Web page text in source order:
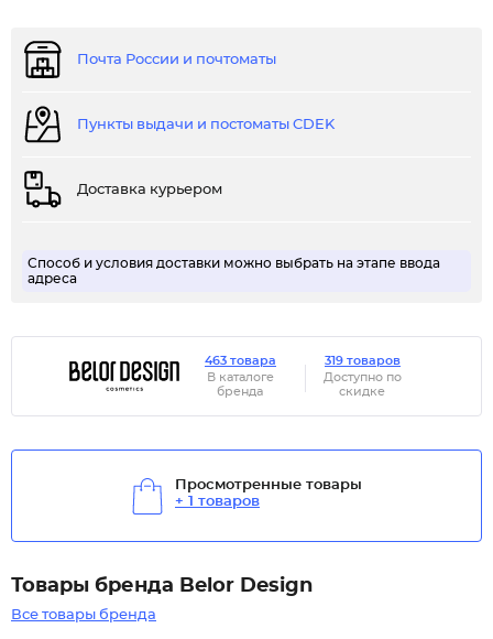
Почта России и почтоматы
Пункты выдачи и постоматы CDEK
Доставка курьером
Способ и условия доставки можно выбрать на этапе ввода
адреса
463 товара
В каталоге
бренда
319 товаров
Доступно по
скидке
Просмотренные товары
+ 1 товаров
Товары бренда Belor Design
Все товары бренда